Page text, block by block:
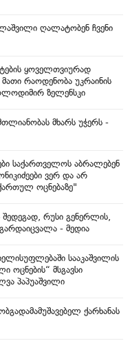
ღალატობენ ჩვენი
ყოველთვიურად
მათი რაოდენობა უკრაინის
ზელენსკი
მხარს უჭერს -
საქართველოს აბრალებენ
ვერ და არ
ოცნებაზე"
რუსი გენერლის,
- მედია
სააკაშვილის
ოცნების“ მსგავსი
პაპუაშვილი
ქარხანას